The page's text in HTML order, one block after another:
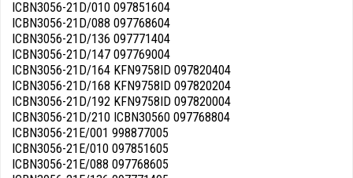
ICBN3056-21D/010 097851604
ICBN3056-21D/088 097768604
ICBN3056-21D/136 097771404
ICBN3056-21D/147 097769004
ICBN3056-21D/164 KFN9758ID 097820404
ICBN3056-21D/168 KFN9758ID 097820204
ICBN3056-21D/192 KFN9758ID 097820004
ICBN3056-21D/210 ICBN30560 097768804
ICBN3056-21E/001 998877005
ICBN3056-21E/010 097851605
ICBN3056-21E/088 097768605